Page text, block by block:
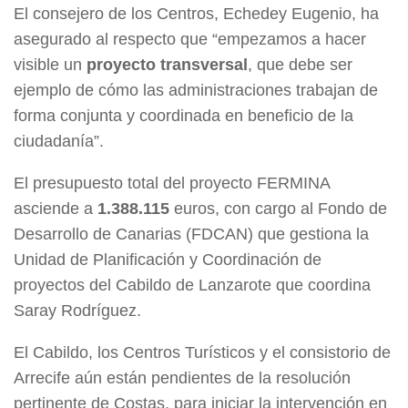
El consejero de los Centros, Echedey Eugenio, ha
asegurado al respecto que “empezamos a hacer
visible un proyecto transversal , que debe ser
ejemplo de cómo las administraciones trabajan de
forma conjunta y coordinada en beneficio de la
ciudadanía”.
El presupuesto total del proyecto FERMINA
asciende a 1.388.115 euros, con cargo al Fondo de
Desarrollo de Canarias (FDCAN) que gestiona la
Unidad de Planificación y Coordinación de
proyectos del Cabildo de Lanzarote que coordina
Saray Rodríguez.
El Cabildo, los Centros Turísticos y el consistorio de
Arrecife aún están pendientes de la resolución
pertinente de Costas, para iniciar la intervención en